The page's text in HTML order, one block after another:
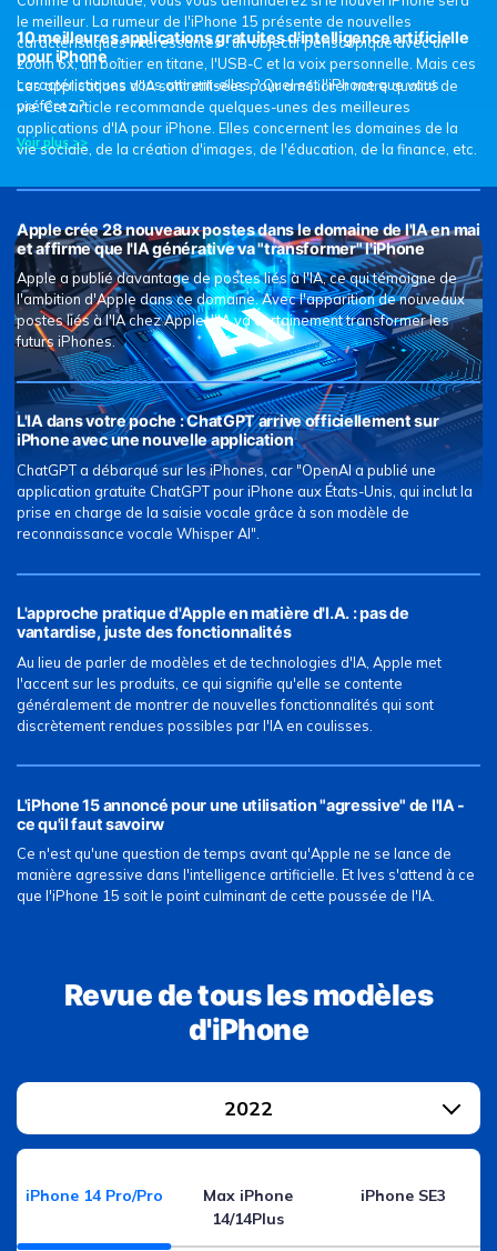
le meilleur. La rumeur de l'iPhone 15 présente de nouvelles
caractéristiques intéressantes : un objectif périscopique avec un
zoom 6x, un boîtier en titane, l'USB-C et la voix personnelle. Mais ces
caractéristiques vous attirent-elles ? Quel est l'iPhone que vous
préférez ?
Voir plus >>
10 meilleures applications gratuites d'intelligence artificielle
pour iPhone
Les applications d'IA sont utilisées pour améliorer notre qualité de
vie. Cet article recommande quelques-unes des meilleures
applications d'IA pour iPhone. Elles concernent les domaines de la
vie sociale, de la création d'images, de l'éducation, de la finance, etc.
Apple crée 28 nouveaux postes dans le domaine de l'IA en mai
et affirme que l'IA générative va "transformer" l'iPhone
Apple a publié davantage de postes liés à l'IA, ce qui témoigne de
l'ambition d'Apple dans ce domaine. Avec l'apparition de nouveaux
postes liés à l'IA chez Apple, l'IA va certainement transformer les
futurs iPhones.
L'IA dans votre poche : ChatGPT arrive officiellement sur
iPhone avec une nouvelle application
ChatGPT a débarqué sur les iPhones, car "OpenAI a publié une
application gratuite ChatGPT pour iPhone aux États-Unis, qui inclut la
prise en charge de la saisie vocale grâce à son modèle de
reconnaissance vocale Whisper AI".
L'approche pratique d'Apple en matière d'I.A. : pas de
vantardise, juste des fonctionnalités
Au lieu de parler de modèles et de technologies d'IA, Apple met
l'accent sur les produits, ce qui signifie qu'elle se contente
généralement de montrer de nouvelles fonctionnalités qui sont
discrètement rendues possibles par l'IA en coulisses.
L'iPhone 15 annoncé pour une utilisation "agressive" de l'IA -
ce qu'il faut savoirw
Ce n'est qu'une question de temps avant qu'Apple ne se lance de
manière agressive dans l'intelligence artificielle. Et Ives s'attend à ce
que l'iPhone 15 soit le point culminant de cette poussée de l'IA.
Revue de tous les modèles
d'iPhone
2022
iPhone 14 Pro/Pro
Max iPhone
14/14Plus
iPhone SE3